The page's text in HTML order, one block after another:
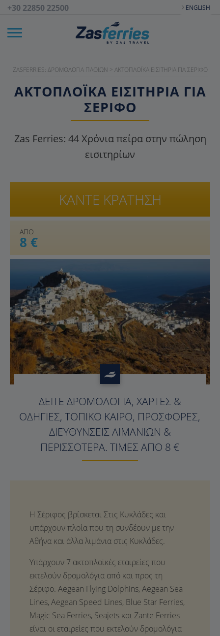
+30 22850 22500 ENGLISH
ZASFERRIES: ΔΡΟΜΟΛΌΓΙΑ ΠΛΟΊΩΝ > AΚΤΟΠΛΟΪΚΆ EΙΣΙΤΉΡΙΑ ΓΙΑ ΣΈΡΙΦΟ
ΑΚΤΟΠΛΟΪΚΑ ΕΙΣΙΤΉΡΙΑ ΓΙΑ
ΣΈΡΙΦΟ
Zas Ferries: 44Χρόνια πείρα στην πώληση
εισιτηρίων
ΑΠΟ
8 €
ΚΑΝΤΕ ΚΡΑΤΗΣΗ
ΔΕΊΤΕ ΔΡΟΜΟΛΌΓΙΑ, ΧΆΡΤΕΣ &
ΟΔΗΓΊΕΣ, ΤΟΠΙΚΌ ΚΑΙΡΌ, ΠΡΟΣΦΟΡΈΣ,
ΔΙΕΥΘΎΝΣΕΙΣ ΛΙΜΑΝΙΏΝ &
ΠΕΡΙΣΣΌΤΕΡΑ. ΤΙΜΈΣ ΑΠΌ 8 €
Η Σέριφος βρίσκεται Στις Κυκλάδες και
υπάρχουν πλοία που τη συνδέουν με την
Αθήνα και άλλα λιμάνια στις Κυκλάδες.
Υπάρχουν 7 ακτοπλοϊκές εταιρείες που
εκτελούν δρομολόγια από και προς τη
Σέριφο. Aegean Flying Dolphins, Aegean Sea
Lines, Aegean Speed Lines, Blue Star Ferries,
Magic Sea Ferries, Seajets και Zante Ferries
είναι οι εταιρείες που εκτελούν δρομολόγια